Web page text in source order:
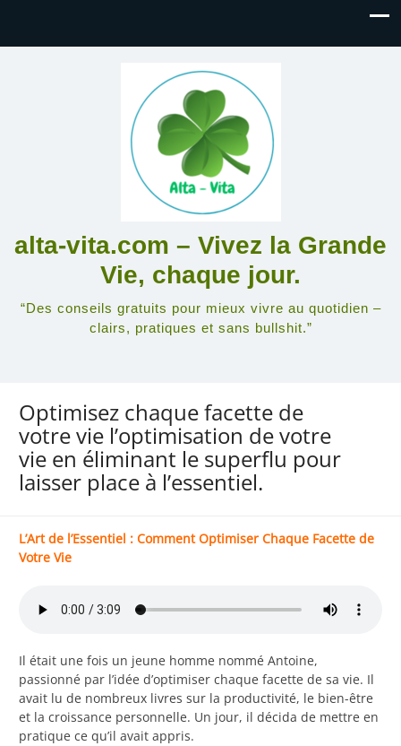
alta-vita.com – Vivez la Grande
Vie, chaque jour.
“Des conseils gratuits pour mieux vivre au quotidien –
clairs, pratiques et sans bullshit.”
Optimisez chaque facette de
votre vie l’optimisation de votre
vie en éliminant le superflu pour
laisser place à l’essentiel.
L’Art de l’Essentiel : Comment Optimiser Chaque Facette de
Votre Vie
Il était une fois un jeune homme nommé Antoine,
passionné par l’idée d’optimiser chaque facette de sa vie. Il
avait lu de nombreux livres sur la productivité, le bien-être
et la croissance personnelle. Un jour, il décida de mettre en
pratique ce qu’il avait appris.